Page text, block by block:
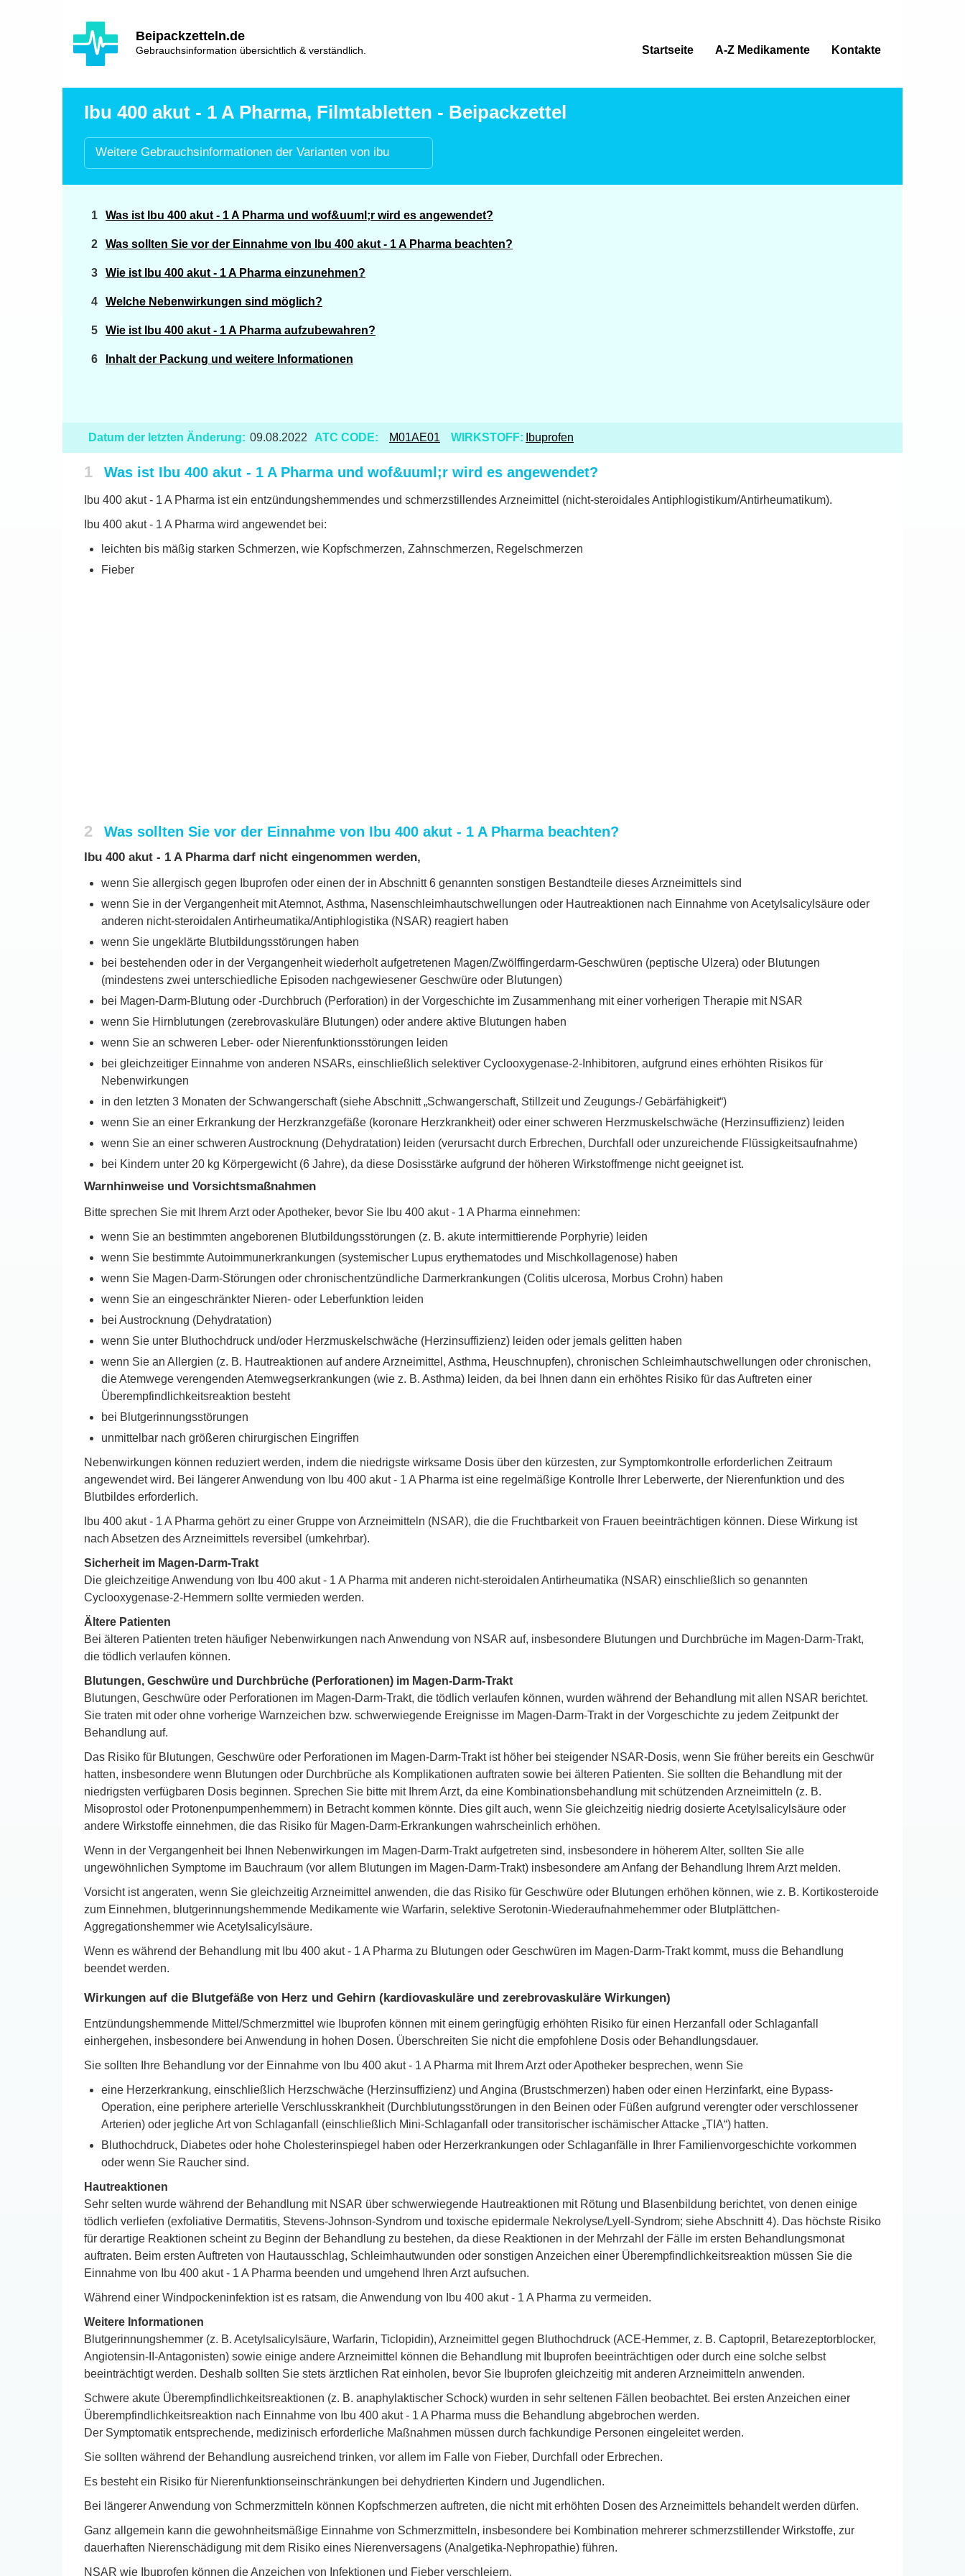
Beipackzetteln.de
Gebrauchsinformation übersichtlich & verständlich.
Hlavní
navigace
Startseite A-Z Medikamente Kontakte
Ibu 400 akut - 1 A Pharma, Filmtabletten - Beipackzettel
Weitere Gebrauchsinformationen der Varianten von ibu
Was ist Ibu 400 akut - 1 A Pharma und wof&uuml;r wird es angewendet?
Was sollten Sie vor der Einnahme von Ibu 400 akut - 1 A Pharma beachten?
Wie ist Ibu 400 akut - 1 A Pharma einzunehmen?
Welche Nebenwirkungen sind möglich?
Wie ist Ibu 400 akut - 1 A Pharma aufzubewahren?
Inhalt der Packung und weitere Informationen
Datum der letzten Änderung: 09.08.2022 ATC CODE: M01AE01 WIRKSTOFF: Ibuprofen
1 Was ist Ibu 400 akut - 1 A Pharma und wof&uuml;r wird es angewendet?
Ibu 400 akut - 1 A Pharma ist ein entzündungshemmendes und schmerzstillendes Arzneimittel (nicht-steroidales Antiphlogistikum/Antirheumatikum).
Ibu 400 akut - 1 A Pharma wird angewendet bei:
leichten bis mäßig starken Schmerzen, wie Kopfschmerzen, Zahnschmerzen, Regelschmerzen
Fieber
2 Was sollten Sie vor der Einnahme von Ibu 400 akut - 1 A Pharma beachten?
Ibu 400 akut - 1 A Pharma darf nicht eingenommen werden,
wenn Sie allergisch gegen Ibuprofen oder einen der in Abschnitt 6 genannten sonstigen Bestandteile dieses Arzneimittels sind
wenn Sie in der Vergangenheit mit Atemnot, Asthma, Nasenschleimhautschwellungen oder Hautreaktionen nach Einnahme von Acetylsalicylsäure oder
anderen nicht-steroidalen Antirheumatika/Antiphlogistika (NSAR) reagiert haben
wenn Sie ungeklärte Blutbildungsstörungen haben
bei bestehenden oder in der Vergangenheit wiederholt aufgetretenen Magen/Zwölffingerdarm-Geschwüren (peptische Ulzera) oder Blutungen
(mindestens zwei unterschiedliche Episoden nachgewiesener Geschwüre oder Blutungen)
bei Magen-Darm-Blutung oder -Durchbruch (Perforation) in der Vorgeschichte im Zusammenhang mit einer vorherigen Therapie mit NSAR
wenn Sie Hirnblutungen (zerebrovaskuläre Blutungen) oder andere aktive Blutungen haben
wenn Sie an schweren Leber- oder Nierenfunktionsstörungen leiden
bei gleichzeitiger Einnahme von anderen NSARs, einschließlich selektiver Cyclooxygenase-2-Inhibitoren, aufgrund eines erhöhten Risikos für
Nebenwirkungen
in den letzten 3 Monaten der Schwangerschaft (siehe Abschnitt „Schwangerschaft, Stillzeit und Zeugungs-/ Gebärfähigkeit“)
wenn Sie an einer Erkrankung der Herzkranzgefäße (koronare Herzkrankheit) oder einer schweren Herzmuskelschwäche (Herzinsuffizienz) leiden
wenn Sie an einer schweren Austrocknung (Dehydratation) leiden (verursacht durch Erbrechen, Durchfall oder unzureichende Flüssigkeitsaufnahme)
bei Kindern unter 20 kg Körpergewicht (6 Jahre), da diese Dosisstärke aufgrund der höheren Wirkstoffmenge nicht geeignet ist.
Warnhinweise und Vorsichtsmaßnahmen
Bitte sprechen Sie mit Ihrem Arzt oder Apotheker, bevor Sie Ibu 400 akut - 1 A Pharma einnehmen:
wenn Sie an bestimmten angeborenen Blutbildungsstörungen (z. B. akute intermittierende Porphyrie) leiden
wenn Sie bestimmte Autoimmunerkrankungen (systemischer Lupus erythematodes und Mischkollagenose) haben
wenn Sie Magen-Darm-Störungen oder chronischentzündliche Darmerkrankungen (Colitis ulcerosa, Morbus Crohn) haben
wenn Sie an eingeschränkter Nieren- oder Leberfunktion leiden
bei Austrocknung (Dehydratation)
wenn Sie unter Bluthochdruck und/oder Herzmuskelschwäche (Herzinsuffizienz) leiden oder jemals gelitten haben
wenn Sie an Allergien (z. B. Hautreaktionen auf andere Arzneimittel, Asthma, Heuschnupfen), chronischen Schleimhautschwellungen oder chronischen,
die Atemwege verengenden Atemwegserkrankungen (wie z. B. Asthma) leiden, da bei Ihnen dann ein erhöhtes Risiko für das Auftreten einer
Überempfindlichkeitsreaktion besteht
bei Blutgerinnungsstörungen
unmittelbar nach größeren chirurgischen Eingriffen
Nebenwirkungen können reduziert werden, indem die niedrigste wirksame Dosis über den kürzesten, zur Symptomkontrolle erforderlichen Zeitraum
angewendet wird. Bei längerer Anwendung von Ibu 400 akut - 1 A Pharma ist eine regelmäßige Kontrolle Ihrer Leberwerte, der Nierenfunktion und des
Blutbildes erforderlich.
Ibu 400 akut - 1 A Pharma gehört zu einer Gruppe von Arzneimitteln (NSAR), die die Fruchtbarkeit von Frauen beeinträchtigen können. Diese Wirkung ist
nach Absetzen des Arzneimittels reversibel (umkehrbar).
Sicherheit im Magen-Darm-Trakt
Die gleichzeitige Anwendung von Ibu 400 akut - 1 A Pharma mit anderen nicht-steroidalen Antirheumatika (NSAR) einschließlich so genannten
Cyclooxygenase-2-Hemmern sollte vermieden werden.
Ältere Patienten
Bei älteren Patienten treten häufiger Nebenwirkungen nach Anwendung von NSAR auf, insbesondere Blutungen und Durchbrüche im Magen-Darm-Trakt,
die tödlich verlaufen können.
Blutungen, Geschwüre und Durchbrüche (Perforationen) im Magen-Darm-Trakt
Blutungen, Geschwüre oder Perforationen im Magen-Darm-Trakt, die tödlich verlaufen können, wurden während der Behandlung mit allen NSAR berichtet.
Sie traten mit oder ohne vorherige Warnzeichen bzw. schwerwiegende Ereignisse im Magen-Darm-Trakt in der Vorgeschichte zu jedem Zeitpunkt der
Behandlung auf.
Das Risiko für Blutungen, Geschwüre oder Perforationen im Magen-Darm-Trakt ist höher bei steigender NSAR-Dosis, wenn Sie früher bereits ein Geschwür
hatten, insbesondere wenn Blutungen oder Durchbrüche als Komplikationen auftraten sowie bei älteren Patienten. Sie sollten die Behandlung mit der
niedrigsten verfügbaren Dosis beginnen. Sprechen Sie bitte mit Ihrem Arzt, da eine Kombinationsbehandlung mit schützenden Arzneimitteln (z. B.
Misoprostol oder Protonenpumpenhemmern) in Betracht kommen könnte. Dies gilt auch, wenn Sie gleichzeitig niedrig dosierte Acetylsalicylsäure oder
andere Wirkstoffe einnehmen, die das Risiko für Magen-Darm-Erkrankungen wahrscheinlich erhöhen.
Wenn in der Vergangenheit bei Ihnen Nebenwirkungen im Magen-Darm-Trakt aufgetreten sind, insbesondere in höherem Alter, sollten Sie alle
ungewöhnlichen Symptome im Bauchraum (vor allem Blutungen im Magen-Darm-Trakt) insbesondere am Anfang der Behandlung Ihrem Arzt melden.
Vorsicht ist angeraten, wenn Sie gleichzeitig Arzneimittel anwenden, die das Risiko für Geschwüre oder Blutungen erhöhen können, wie z. B. Kortikosteroide
zum Einnehmen, blutgerinnungshemmende Medikamente wie Warfarin, selektive Serotonin-Wiederaufnahmehemmer oder Blutplättchen-
Aggregationshemmer wie Acetylsalicylsäure.
Wenn es während der Behandlung mit Ibu 400 akut - 1 A Pharma zu Blutungen oder Geschwüren im Magen-Darm-Trakt kommt, muss die Behandlung
beendet werden.
Wirkungen auf die Blutgefäße von Herz und Gehirn (kardiovaskuläre und zerebrovaskuläre Wirkungen)
Entzündungshemmende Mittel/Schmerzmittel wie Ibuprofen können mit einem geringfügig erhöhten Risiko für einen Herzanfall oder Schlaganfall
einhergehen, insbesondere bei Anwendung in hohen Dosen. Überschreiten Sie nicht die empfohlene Dosis oder Behandlungsdauer.
Sie sollten Ihre Behandlung vor der Einnahme von Ibu 400 akut - 1 A Pharma mit Ihrem Arzt oder Apotheker besprechen, wenn Sie
eine Herzerkrankung, einschließlich Herzschwäche (Herzinsuffizienz) und Angina (Brustschmerzen) haben oder einen Herzinfarkt, eine Bypass-
Operation, eine periphere arterielle Verschlusskrankheit (Durchblutungsstörungen in den Beinen oder Füßen aufgrund verengter oder verschlossener
Arterien) oder jegliche Art von Schlaganfall (einschließlich Mini-Schlaganfall oder transitorischer ischämischer Attacke „TIA“) hatten.
Bluthochdruck, Diabetes oder hohe Cholesterinspiegel haben oder Herzerkrankungen oder Schlaganfälle in Ihrer Familienvorgeschichte vorkommen
oder wenn Sie Raucher sind.
Hautreaktionen
Sehr selten wurde während der Behandlung mit NSAR über schwerwiegende Hautreaktionen mit Rötung und Blasenbildung berichtet, von denen einige
tödlich verliefen (exfoliative Dermatitis, Stevens-Johnson-Syndrom und toxische epidermale Nekrolyse/Lyell-Syndrom; siehe Abschnitt 4). Das höchste Risiko
für derartige Reaktionen scheint zu Beginn der Behandlung zu bestehen, da diese Reaktionen in der Mehrzahl der Fälle im ersten Behandlungsmonat
auftraten. Beim ersten Auftreten von Hautausschlag, Schleimhautwunden oder sonstigen Anzeichen einer Überempfindlichkeitsreaktion müssen Sie die
Einnahme von Ibu 400 akut - 1 A Pharma beenden und umgehend Ihren Arzt aufsuchen.
Während einer Windpockeninfektion ist es ratsam, die Anwendung von Ibu 400 akut - 1 A Pharma zu vermeiden.
Weitere Informationen
Blutgerinnungshemmer (z. B. Acetylsalicylsäure, Warfarin, Ticlopidin), Arzneimittel gegen Bluthochdruck (ACE-Hemmer, z. B. Captopril, Betarezeptorblocker,
Angiotensin-II-Antagonisten) sowie einige andere Arzneimittel können die Behandlung mit Ibuprofen beeinträchtigen oder durch eine solche selbst
beeinträchtigt werden. Deshalb sollten Sie stets ärztlichen Rat einholen, bevor Sie Ibuprofen gleichzeitig mit anderen Arzneimitteln anwenden.
Schwere akute Überempfindlichkeitsreaktionen (z. B. anaphylaktischer Schock) wurden in sehr seltenen Fällen beobachtet. Bei ersten Anzeichen einer
Überempfindlichkeitsreaktion nach Einnahme von Ibu 400 akut - 1 A Pharma muss die Behandlung abgebrochen werden.
Der Symptomatik entsprechende, medizinisch erforderliche Maßnahmen müssen durch fachkundige Personen eingeleitet werden.
Sie sollten während der Behandlung ausreichend trinken, vor allem im Falle von Fieber, Durchfall oder Erbrechen.
Es besteht ein Risiko für Nierenfunktionseinschränkungen bei dehydrierten Kindern und Jugendlichen.
Bei längerer Anwendung von Schmerzmitteln können Kopfschmerzen auftreten, die nicht mit erhöhten Dosen des Arzneimittels behandelt werden dürfen.
Ganz allgemein kann die gewohnheitsmäßige Einnahme von Schmerzmitteln, insbesondere bei Kombination mehrerer schmerzstillender Wirkstoffe, zur
dauerhaften Nierenschädigung mit dem Risiko eines Nierenversagens (Analgetika-Nephropathie) führen.
NSAR wie Ibuprofen können die Anzeichen von Infektionen und Fieber verschleiern.